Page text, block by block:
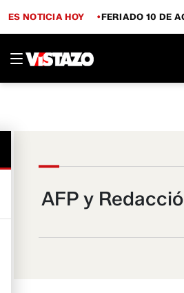
ES NOTICIA HOY FERIADO 10 DE
AFP y